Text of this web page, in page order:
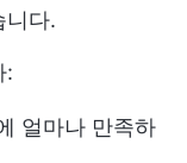
니다.
:
얼마나 만족하